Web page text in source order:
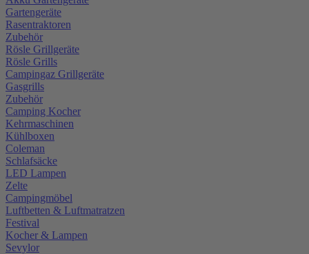
Gartengeräte
Rasentraktoren
Zubehör
Rösle Grillgeräte
Rösle Grills
Campingaz Grillgeräte
Gasgrills
Zubehör
Camping Kocher
Kehrmaschinen
Kühlboxen
Coleman
Schlafsäcke
LED Lampen
Zelte
Campingmöbel
Luftbetten & Luftmatratzen
Festival
Kocher & Lampen
Sevylor